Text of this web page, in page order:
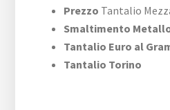
Prezzo Tantalio
Smaltimento
Tantalio Euro al
Tantalio Torino